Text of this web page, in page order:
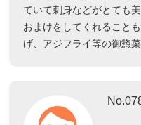
ていて刺身などがとても
おまけをしてくれること
げ、アジフライ等の御惣